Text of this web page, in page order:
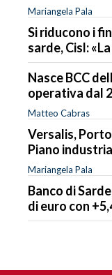
Mariangela Pala
Si riducono i
sarde, Cisl:
Nasce BCC
operativa dal
Matteo Cabras
Versalis,
Piano
Mariangela Pala
Banco di
di euro con